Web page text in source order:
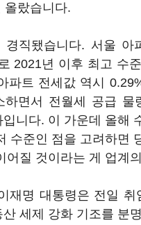
올랐습니다.
경직됐습니다. 서울 아
2021년 이후 최고 수
파트 전세값 역시
하면서 전월세 공급 물
입니다. 이 가운데 올해
수준인 점을 고려하면
어질 것이라는 게 업계
재명 대통령은 전일 취
세제 강화 기조를 분